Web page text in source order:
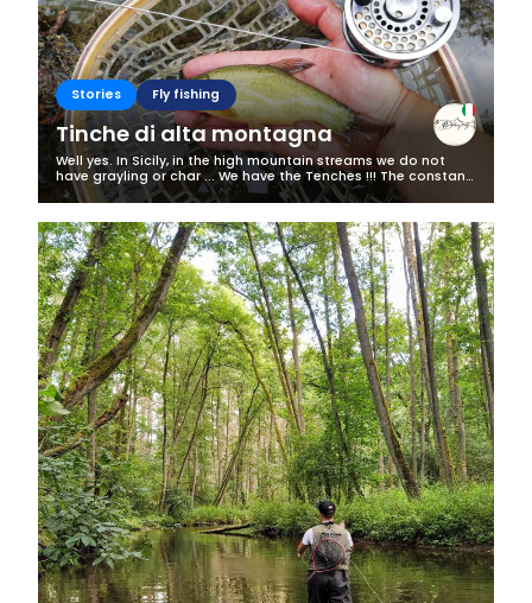
Stories Fly fishing
Tinche di alta montagna
Well yes. In Sicily, in the high mountain streams we do not
have grayling or char ... We have the Tenches !!! The constant
search for uncontaminated places leads me to go there,
where contact with...